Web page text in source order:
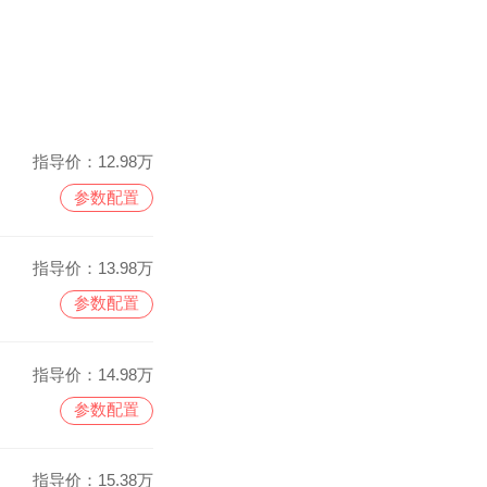
指导价： 12.98万
参数配置
指导价： 13.98万
参数配置
指导价： 14.98万
参数配置
指导价： 15.38万